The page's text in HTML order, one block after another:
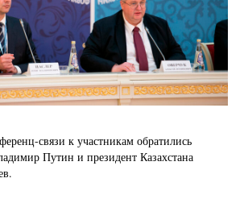
связи к участникам обратились
Путин и президент Казахстана